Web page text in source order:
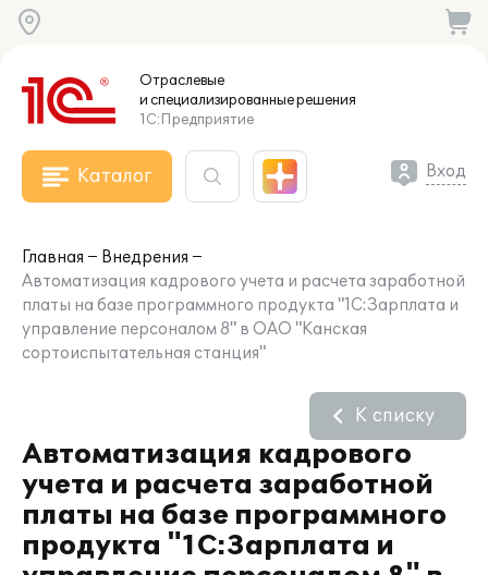
Отраслевые
и специализированныерешения
1С:Предприятие
Каталог Вход
Главная
Внедрения
Автоматизация кадрового учета и расчета заработной
платы на базе программного продукта "1С:Зарплата и
управление персоналом 8" в ОАО "Канская
сортоиспытательная станция"
Автоматизация кадрового
учета и расчета заработной
платы на базе программного
продукта "1С:Зарплата и
К списку